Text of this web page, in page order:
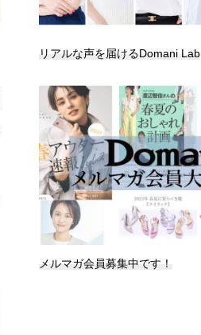
リアルな声を届けるDomani Lab
メルマガ会員募集中です！